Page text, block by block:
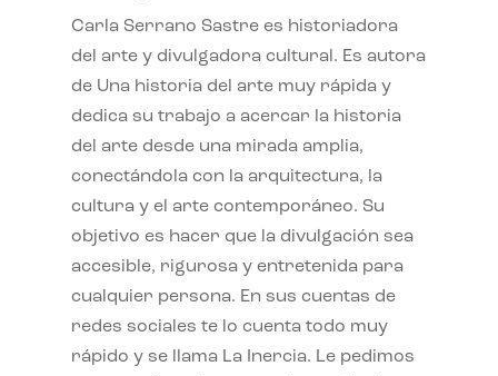
Carla Serrano Sastre es historiadora
del arte y divulgadora cultural. Es autora
de Una historia del arte muy rápida y
dedica su trabajo a acercar la historia
del arte desde una mirada amplia,
conectándola con la arquitectura, la
cultura y el arte contemporáneo. Su
objetivo es hacer que la divulgación sea
accesible, rigurosa y entretenida para
cualquier persona. En sus cuentas de
redes sociales te lo cuenta todo muy
rápido y se llama La Inercia. Le pedimos